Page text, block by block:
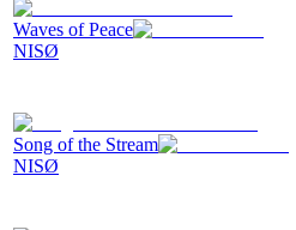
Waves of Peace
NISØ
Song of the Stream
NISØ